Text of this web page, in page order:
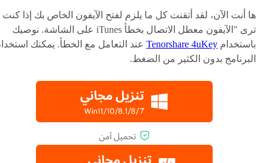
ها أنت الآن، لقد أتقنت كل ما يلزم لفتح الآيفون الخاص بك إذا كنت
ترى "الآيفون معطل الاتصال بخطأ iTunes على الشاشة. نوصيك
باستخدام Tenorshare 4uKey عند التعامل مع الخطأ. يمكنك
البرنامج بدون الكثير من الضغط.